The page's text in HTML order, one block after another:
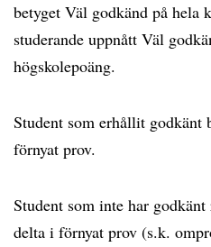
betyget Väl godkänd på hela
studerande uppnått Väl
högskolepoäng.
Student som erhållit godkänt
förnyat prov.
Student som inte har
delta i förnyat prov (s.k.